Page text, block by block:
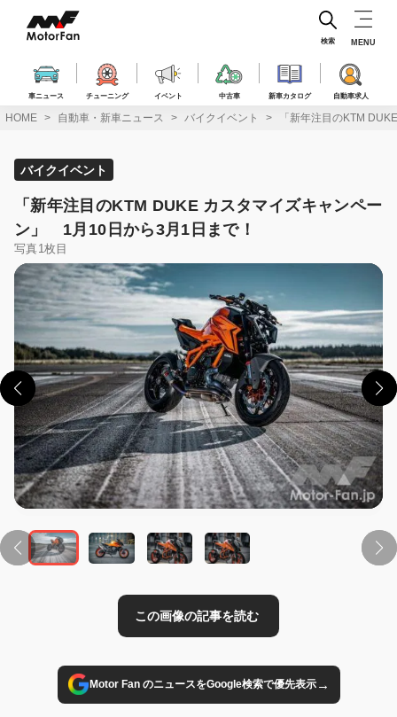
ス
車ニュース チューニング イベント 中古車 新車カタログ 自動車求人
検索 MENU
HOME 自動車・新車ニュース バイクイベント 「新年注目のKTM
バイクイベント
「新年注目のKTM DUKE カスタマイズキャンペー
ン」 1月10日から3月1日まで！
写真1枚目
Motor Fan のニュースをGoogle検索で優先表示→